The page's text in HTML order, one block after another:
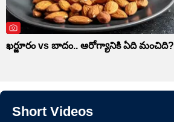
ఖర్జూరం vs బాదం.. ఆరోగ్యానికి ఏది మంచిది?
Short Videos